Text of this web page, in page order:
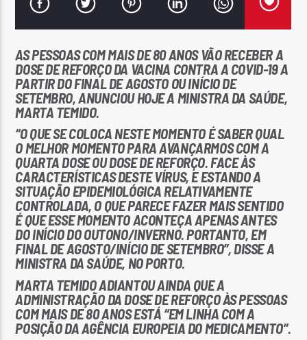
Rádio No ar
AS PESSOAS COM MAIS DE 80 ANOS VÃO RECEBER A
DOSE DE REFORÇO DA VACINA CONTRA A COVID-19 A
PARTIR DO FINAL DE AGOSTO OU INÍCIO DE
SETEMBRO, ANUNCIOU HOJE A MINISTRA DA SAÚDE,
MARTA TEMIDO.
“O QUE SE COLOCA NESTE MOMENTO É SABER QUAL
O MELHOR MOMENTO PARA AVANÇARMOS COM A
QUARTA DOSE OU DOSE DE REFORÇO. FACE ÀS
CARACTERÍSTICAS DESTE VÍRUS, E ESTANDO A
SITUAÇÃO EPIDEMIOLÓGICA RELATIVAMENTE
CONTROLADA, O QUE PARECE FAZER MAIS SENTIDO
É QUE ESSE MOMENTO ACONTEÇA APENAS ANTES
DO INÍCIO DO OUTONO/INVERNO. PORTANTO, EM
FINAL DE AGOSTO/INÍCIO DE SETEMBRO”, DISSE A
MINISTRA DA SAÚDE, NO PORTO.
MARTA TEMIDO ADIANTOU AINDA QUE A
ADMINISTRAÇÃO DA DOSE DE REFORÇO ÀS PESSOAS
COM MAIS DE 80 ANOS ESTÁ “EM LINHA COM A
POSIÇÃO DA AGÊNCIA EUROPEIA DO MEDICAMENTO”.